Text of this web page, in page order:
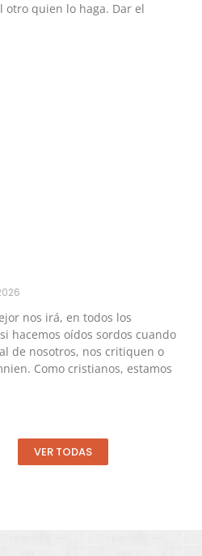
otro quien lo haga. Dar el
nos irá, en todos los
hacemos oídos sordos cuando
de nosotros, nos critiquen o
Como cristianos, estamos
VER TODAS